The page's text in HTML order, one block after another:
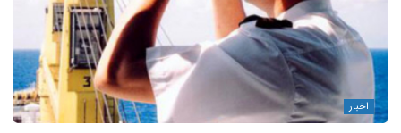
منبع خبر
برچسب ها: حمل و نقل دریایی علی اشتری گردشگری قشم
اخبار